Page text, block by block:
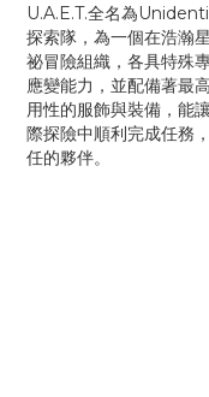
U.A.E.T.全名為
探索隊，為⼀個在浩瀚
祕冒險組織，各具特殊
應變能⼒ ，並配備著最⾼
⽤性的服飾與裝備，能
際探險中順利完成任務
任的夥伴。